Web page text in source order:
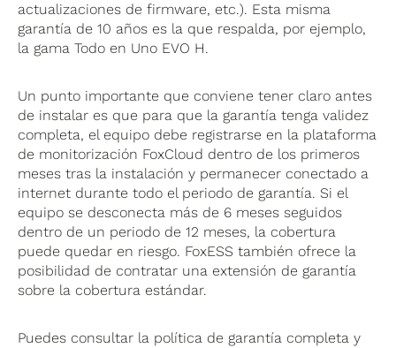
actualizaciones de firmware, etc.). Esta misma
garantía de 10 años es la que respalda, por ejemplo,
la gama Todo en Uno EVO H.
Un punto importante que conviene tener claro antes
de instalar es que para que la garantía tenga validez
completa, el equipo debe registrarse en la plataforma
de monitorización FoxCloud dentro de los primeros
meses tras la instalación y permanecer conectado a
internet durante todo el periodo de garantía. Si el
equipo se desconecta más de 6 meses seguidos
dentro de un periodo de 12 meses, la cobertura
puede quedar en riesgo. FoxESS también ofrece la
posibilidad de contratar una extensión de garantía
sobre la cobertura estándar.
Puedes consultar la política de garantía completa y